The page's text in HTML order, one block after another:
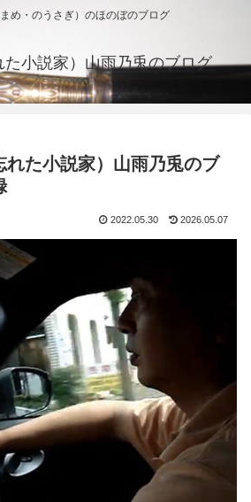
め・のうさぎ）のほのぼのブログ
た小説家）山雨乃兎のブログ
れた小説家）山雨乃兎のブ
2022.05.30 2026.05.07